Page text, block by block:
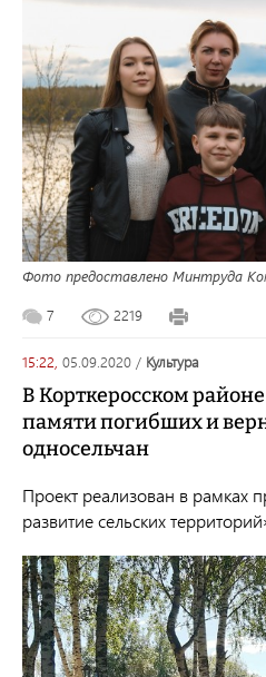
Фото предоставлено Минтруда
7 2219
15:22, 05.09.2020 / культура
В Корткеросском
памяти погибших и
односельчан
Проект реализован в рамках
развитие сельских